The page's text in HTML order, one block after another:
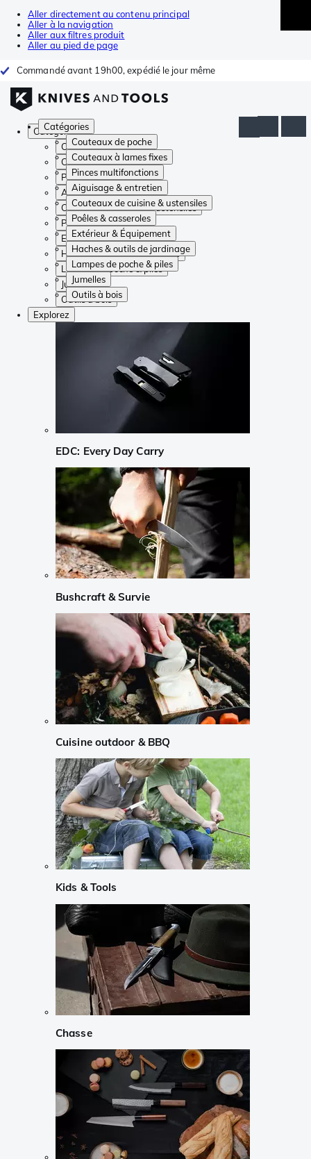
Aller directement au contenu principal
Aller à la navigation
Aller aux filtres produit
Aller au pied de page
Commandé avant 19h00, expédié le jour même
Catégories
Couteaux de poche
Couteaux à lames fixes
Pinces multifonctions
Aiguisage & entretien
Couteaux de cuisine & ustensiles
Poêles & casseroles
Extérieur & Équipement
Haches & outils de jardinage
Lampes de poche & piles
Jumelles
Outils à bois
Catégories
Couteaux de poche
Couteaux à lames fixes
Pinces multifonctions
Aiguisage & entretien
Couteaux de cuisine & ustensiles
Poêles & casseroles
Extérieur & Équipement
Haches & outils de jardinage
Lampes de poche & piles
Jumelles
Outils à bois
Explorez
EDC: Every Day Carry
Bushcraft & Survie
Cuisine outdoor & BBQ
Kids & Tools
Chasse